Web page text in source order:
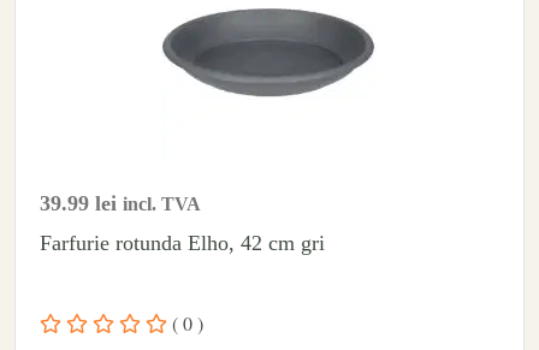
39.99 lei incl. TVA
Farfurie rotunda Elho, 42 cm gri
( 0 )